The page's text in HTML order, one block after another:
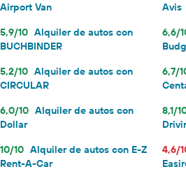
Airport Van
Avis
5,9/10 Alquiler de autos con
BUCHBINDER
6,6/
5,2/10 Alquiler de autos con
CIRCULAR
6,7/
6,0/10 Alquiler de autos con
Dollar
8,1/
10/10 Alquiler de autos con E-Z
Rent-A-Car
4,6/